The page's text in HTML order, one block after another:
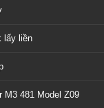
lấy liền
M3 481 Model Z09